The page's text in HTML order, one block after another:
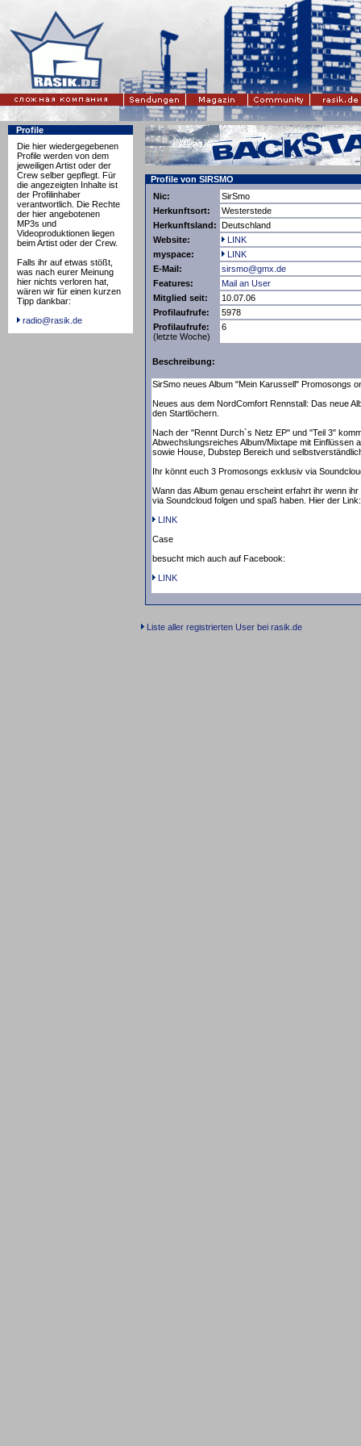
Profile
Die hier wiedergegebenen
Profile werden von dem
jeweiligen Artist oder der
Crew selber gepflegt. Für
die angezeigten Inhalte ist
der Profilinhaber
verantwortlich. Die Rechte
der hier angebotenen
MP3s und
Videoproduktionen liegen
beim Artist oder der Crew.
Falls ihr auf etwas stößt,
was nach eurer Meinung
hier nichts verloren hat,
wären wir für einen kurzen
Tipp dankbar:
radio@rasik.de
Profile von SIRSMO
Nic:
SirSmo
Herkunftsort:
Westerstede
Herkunftsland: Deutschland
Website:
LINK
myspace:
LINK
E-Mail:
sirsmo@gmx.de
Features:
Mail an User
Mitglied seit:
10.07.06
Profilaufrufe:
5978
Profilaufrufe:
(letzte Woche)
6
Beschreibung:
SirSmo neues Album "Mein Karussell" Promosongs
Neues aus dem NordComfort Rennstall: Das neue
den Startlöchern.
Nach der "Rennt Durch`s Netz EP" und "Teil 3"
Abwechslungsreiches Album/Mixtape mit Einflüssen
sowie House, Dubstep Bereich und
Ihr könnt euch 3 Promosongs exklusiv via
Wann das Album genau erscheint erfahrt ihr wenn
via Soundcloud folgen und spaß haben. Hier der Link:
LINK
Case
besucht mich auch auf Facebook:
LINK
Liste aller registrierten User bei rasik.de